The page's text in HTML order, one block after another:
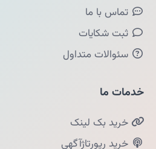
تماس با ما
ثبت شکایات
سئوالات متداول
خدمات ما
خرید بک لینک
خرید رپورتاژآگهی